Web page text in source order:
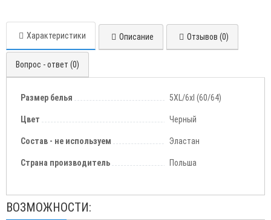
Характеристики Описание Отзывов (0)
Вопрос - ответ (0)
Размер белья 5XL/6xl (60/64)
Цвет Черный
Состав - не используем Эластан
Страна производитель Польша
ВОЗМОЖНОСТИ: